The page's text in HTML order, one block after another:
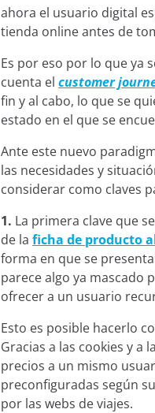
ahora el usuario digital
tienda online antes de
Es por eso por lo que ya
cuenta el customer
fin y al cabo, lo que se
estado en el que se
Ante este nuevo
las necesidades y
considerar como claves
1. La primera clave que
de la ficha de producto
forma en que se
parece algo ya mascado
ofrecer a un usuario
Esto es posible hacerlo
Gracias a las cookies y
precios a un mismo
preconfiguradas según
por las webs de viajes.